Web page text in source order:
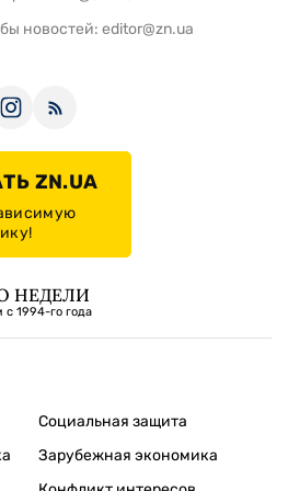
новостей: editor@zn.ua
ZN.UA
НЕДЕЛИ
с 1994-го года
Социальная защита
Зарубежная экономика